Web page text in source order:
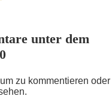
unter dem
zu kommentieren oder